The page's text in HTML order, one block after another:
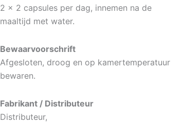
2 x 2 capsules per dag, innemen na de
maaltijd met water.
Bewaarvoorschrift
Afgesloten, droog en op kamertemperatuur
bewaren.
Fabrikant / Distributeur
Distributeur,